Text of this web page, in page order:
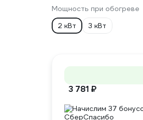
Мощность при обогреве
2 кВт
3 кВт
3 781 ₽
Начислим 37